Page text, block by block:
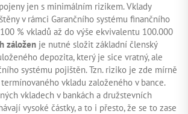
jen s minimálním rizikem. Vklady
v rámci Garančního systému finančního
% vkladů až do výše ekvivalentu 100.000
záložen je nutné složit základní členský
depozita, který je sice vratný, ale
systému pojištěn. Tzn. riziko je zde mírně
vkladu založeného v bance.
vkladech v bankách a družstevních
vysoké částky, a to i přesto, že se to zase